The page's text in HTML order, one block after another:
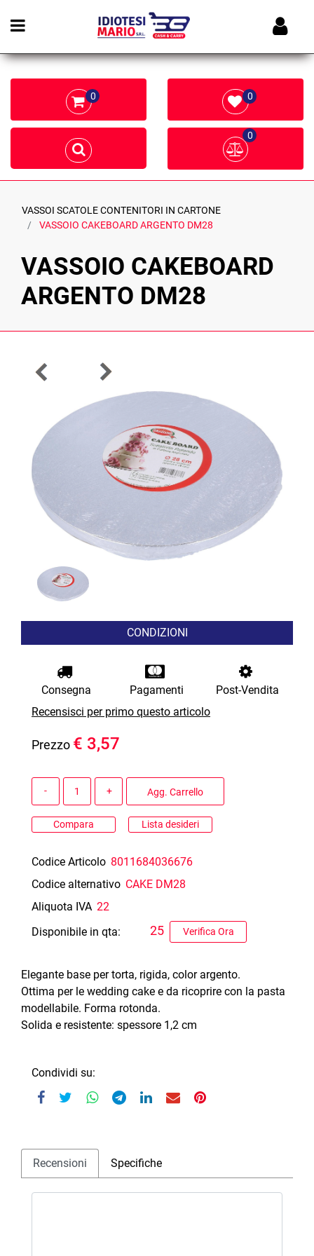
Open menu
0 0
0
VASSOI SCATOLE CONTENITORI IN CARTONE
VASSOIO CAKEBOARD ARGENTO DM28
VASSOIO CAKEBOARD
ARGENTO DM28
CONDIZIONI
Consegna Pagamenti
Post-Vendita
Recensisci per primo questo articolo
Prezzo € 3,57
Agg. Carrello
Compara Lista desideri
Codice Articolo 8011684036676
Codice alternativo CAKE DM28
Aliquota IVA 22
Disponibile in qta:
Verifica Ora
25
Elegante base per torta, rigida, color argento.
Ottima per le wedding cake e da ricoprire con la pasta
modellabile. Forma rotonda.
Solida e resistente: spessore 1,2 cm
Condividi su:
Recensioni Specifiche